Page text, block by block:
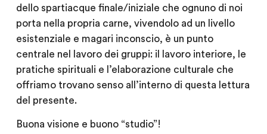
dello spartiacque finale/iniziale che ognuno di noi
porta nella propria carne, vivendolo ad un livello
esistenziale e magari inconscio, è un punto
centrale nel lavoro dei gruppi: il lavoro interiore, le
pratiche spirituali e l’elaborazione culturale che
offriamo trovano senso all’interno di questa lettura
del presente.
Buona visione e buono “studio”!